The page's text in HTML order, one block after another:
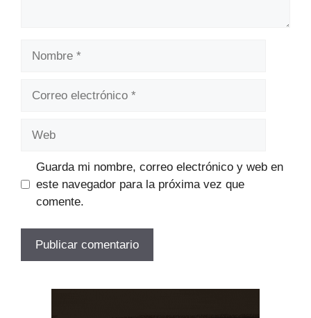
Guarda mi nombre, correo electrónico y web en
este navegador para la próxima vez que
comente.